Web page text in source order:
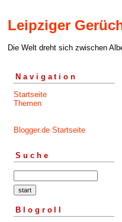
Leipziger
Die Welt dreht sich zwischen
Navigation
Startseite
Themen
Blogger.de Startseite
Suche
Blogroll